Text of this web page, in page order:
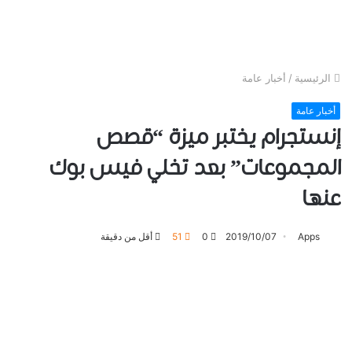
الرئيسية / أخبار عامة
أخبار عامة
ﺇﻧﺴﺘﺠﺮﺍﻡ ﻳﺨﺘﺒﺮ ميزة “ﻗﺼﺺ
ﺍﻟﻤﺠﻤﻮعات” ﺑﻌﺪ ﺗﺨﻠﻲ ﻓﻴﺲ ﺑﻮﻙ
ﻋﻨﻬﺎ
Apps
2019/10/07
0
51 أقل من دقيقة